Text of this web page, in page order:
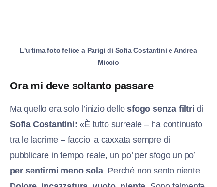
L'ultima foto felice a Parigi di Sofia Costantini e Andrea
Miccio
Ora mi deve soltanto passare
Ma quello era solo l’inizio dellosfogo senza filtridi
Sofia Costantini:«È tutto surreale – ha continuato
tra le lacrime – faccio la caxxata sempre di
pubblicare in tempo reale, un po’ per sfogo un po’
per sentirmi meno sola. Perché non sento niente.